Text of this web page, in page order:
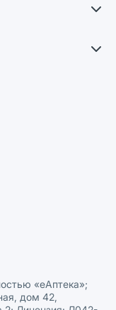
данных
«еАптека»;
дом 42,